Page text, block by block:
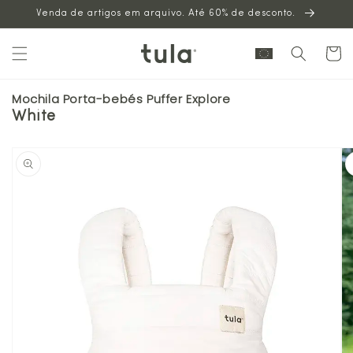
para o
Venda de artigos em arquivo. Até 60% de desconto.
Carrinho
Mochila Porta-bebés Puffer Explore
White
Saltar para
informação